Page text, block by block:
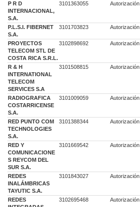
P R D
INTERNACIONAL,
S.A.
3101363055 Autorización
P.L.S.I. FIBERNET
S.A.
3101703823 Autorización
PROYECTOS
TELECOM STL DE
COSTA RICA S.R.L.
3102898692 Autorización
R & H
INTERNATIONAL
TELECOM
SERVICES S.A
3101508815 Autorización
RADIOGRAFICA
COSTARRICENSE
S.A.
3101009059 Autorización
RED PUNTO COM
TECHNOLOGIES
S.A.
3101388344 Autorización
RED Y
COMUNICACIONE
S REYCOM DEL
SUR S.A.
3101669542 Autorización
REDES
INALÁMBRICAS
TAYUTIC S.A.
3101843027 Autorización
REDES
3102695468 Autorización